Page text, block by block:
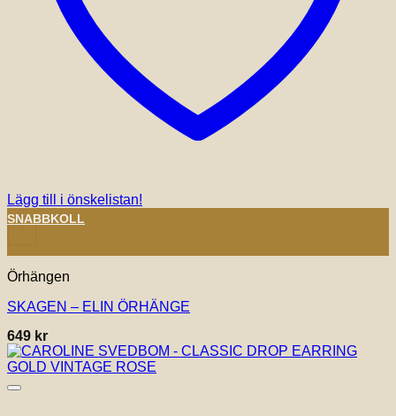
Lägg till i önskelistan!
+
SNABBKOLL
Örhängen
SKAGEN – ELIN ÖRHÄNGE
649 kr